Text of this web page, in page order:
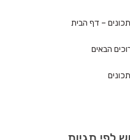
– דף הבית
הבאים